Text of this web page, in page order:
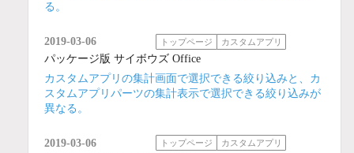
る。
2019-03-06 トップページ カスタムアプリ
パッケージ版 サイボウズ Office
カスタムアプリの集計画面で選択できる絞り込みと、カ
スタムアプリパーツの集計表示で選択できる絞り込みが
異なる。
2019-03-06 トップページ カスタムアプリ